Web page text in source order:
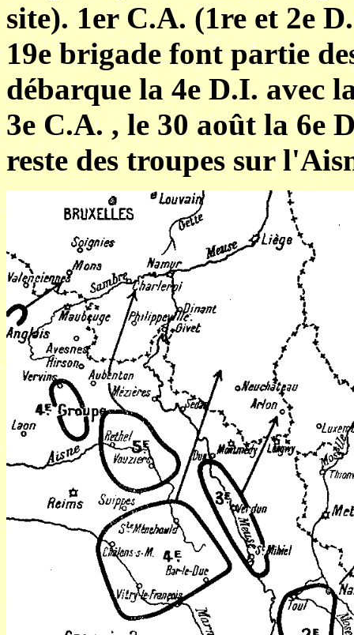
site). 1er C.A. (1re et 2e
19e brigade font partie
débarque la 4e D.I. avec
3e C.A. , le 30 août la 6e
reste des troupes sur